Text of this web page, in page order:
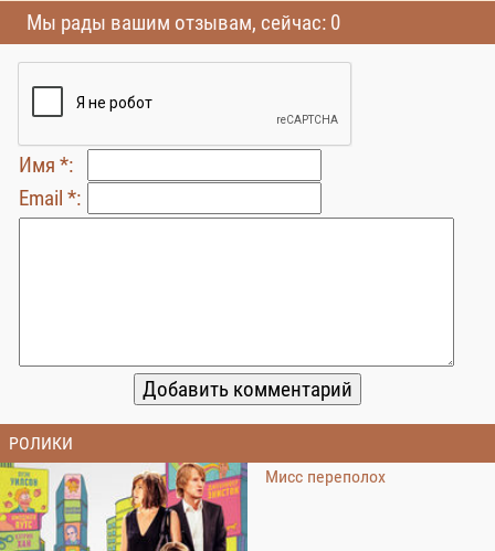
Мы рады вашим отзывам, сейчас: 0
Имя *:
Email *:
РОЛИКИ
Мисс переполох